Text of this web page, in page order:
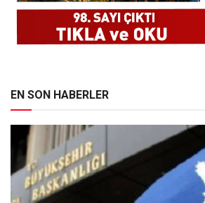
EN SON HABERLER